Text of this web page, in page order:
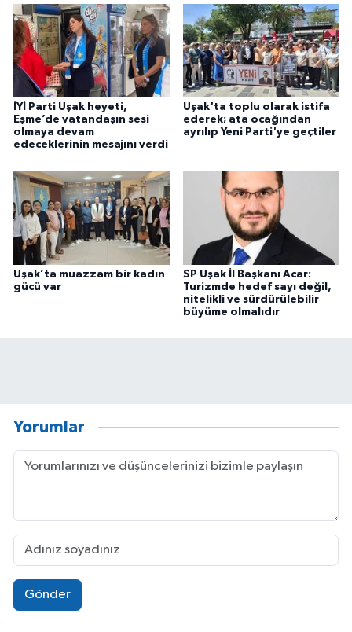
İYİ Parti Uşak heyeti,
Eşme’de vatandaşın sesi
olmaya devam
edeceklerinin mesajını verdi
Uşak'ta toplu olarak istifa
ederek; ata ocağından
ayrılıp Yeni Parti'ye geçtiler
Uşak’ta muazzam bir kadın
gücü var
SP Uşak İl Başkanı Acar:
Turizmde hedef sayı değil,
nitelikli ve sürdürülebilir
büyüme olmalıdır
Yorumlar
Gönder